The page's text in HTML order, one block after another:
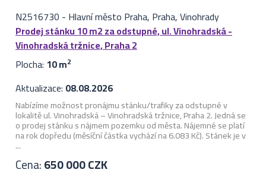
N2516730 - Hlavní město Praha, Praha, Vinohrady
Prodej stánku 10 m2 za odstupné, ul. Vinohradská -
Vinohradská tržnice, Praha 2
Plocha: 10 m2
Aktualizace: 08.08.2026
Nabízíme možnost pronájmu stánku/trafiky za odstupné v
lokalitě ul. Vinohradská – Vinohradská tržnice, Praha 2. Jedná se
o prodej stánku s nájmem pozemku od města. Nájemné se platí
na rok dopředu (měsíční částka vychází na 6.083 Kč). Stánek je v
...
Cena:650 000 CZK